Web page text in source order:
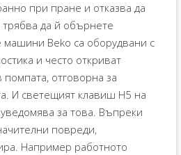
при пране и отказва да
трябва да й обърнете
Beko са оборудвани с
и често откриват
отговорна за
И светещият клавиш H5 на
за това. Въпреки
повреди,
Например работното